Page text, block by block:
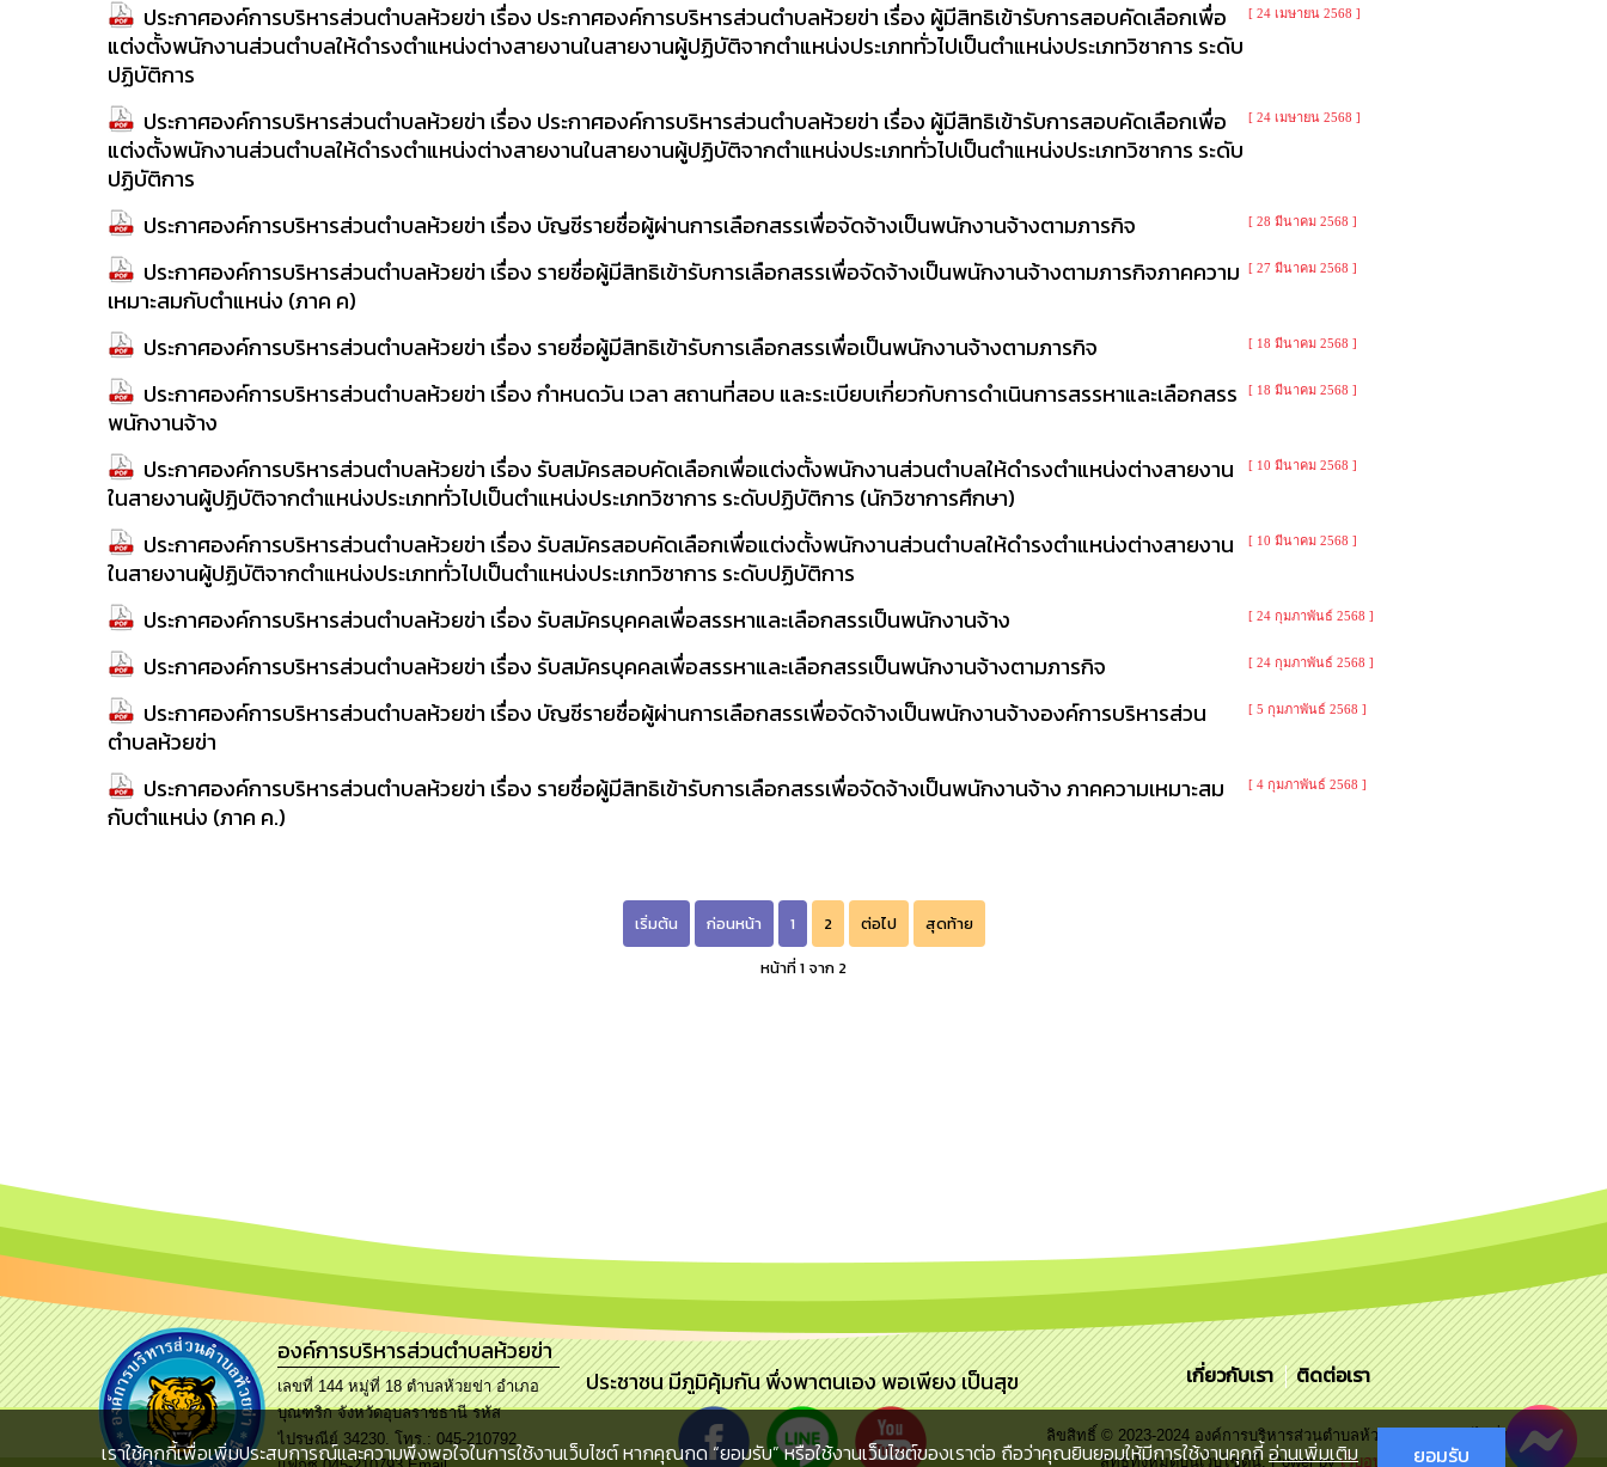
ประกาศองค์การบริหารส่วนตำบลห้วยข่า เรื่อง ประกาศองค์การบริหารส่วนตำบลห้วยข่า เรื่อง ผู้มีสิทธิเข้ารับการสอบคัดเลือกเพื่อ
แต่งตั้งพนักงานส่วนตำบลให้ดำรงตำแหน่งต่างสายงานในสายงานผู้ปฏิบัติจากตำแหน่งประเภททั่วไปเป็นตำแหน่งประเภทวิชาการ ระดับ
ปฏิบัติการ
[ 24 เมษายน 2568 ]
ประกาศองค์การบริหารส่วนตำบลห้วยข่า เรื่อง ประกาศองค์การบริหารส่วนตำบลห้วยข่า เรื่อง ผู้มีสิทธิเข้ารับการสอบคัดเลือกเพื่อ
แต่งตั้งพนักงานส่วนตำบลให้ดำรงตำแหน่งต่างสายงานในสายงานผู้ปฏิบัติจากตำแหน่งประเภททั่วไปเป็นตำแหน่งประเภทวิชาการ ระดับ
ปฏิบัติการ
[ 24 เมษายน 2568 ]
ประกาศองค์การบริหารส่วนตำบลห้วยข่า เรื่อง บัญชีรายชื่อผู้ผ่านการเลือกสรรเพื่อจัดจ้างเป็นพนักงานจ้างตามภารกิจ [ 28 มีนาคม 2568 ]
ประกาศองค์การบริหารส่วนตำบลห้วยข่า เรื่อง รายชื่อผู้มีสิทธิเข้ารับการเลือกสรรเพื่อจัดจ้างเป็นพนักงานจ้างตามภารกิจภาคความ
เหมาะสมกับตำแหน่ง (ภาค ค)
[ 27 มีนาคม 2568 ]
ประกาศองค์การบริหารส่วนตำบลห้วยข่า เรื่อง รายชื่อผู้มีสิทธิเข้ารับการเลือกสรรเพื่อเป็นพนักงานจ้างตามภารกิจ [ 18 มีนาคม 2568 ]
ประกาศองค์การบริหารส่วนตำบลห้วยข่า เรื่อง กำหนดวัน เวลา สถานที่สอบ และระเบียบเกี่ยวกับการดำเนินการสรรหาและเลือกสรร
พนักงานจ้าง
[ 18 มีนาคม 2568 ]
ประกาศองค์การบริหารส่วนตำบลห้วยข่า เรื่อง รับสมัครสอบคัดเลือกเพื่อแต่งตั้งพนักงานส่วนตำบลให้ดำรงตำแหน่งต่างสายงาน
ในสายงานผู้ปฏิบัติจากตำแหน่งประเภททั่วไปเป็นตำแหน่งประเภทวิชาการ ระดับปฏิบัติการ (นักวิชาการศึกษา)
[ 10 มีนาคม 2568 ]
ประกาศองค์การบริหารส่วนตำบลห้วยข่า เรื่อง รับสมัครสอบคัดเลือกเพื่อแต่งตั้งพนักงานส่วนตำบลให้ดำรงตำแหน่งต่างสายงาน
ในสายงานผู้ปฏิบัติจากตำแหน่งประเภททั่วไปเป็นตำแหน่งประเภทวิชาการ ระดับปฏิบัติการ
[ 10 มีนาคม 2568 ]
ประกาศองค์การบริหารส่วนตำบลห้วยข่า เรื่อง รับสมัครบุคคลเพื่อสรรหาและเลือกสรรเป็นพนักงานจ้าง [ 24 กุมภาพันธ์ 2568 ]
ประกาศองค์การบริหารส่วนตำบลห้วยข่า เรื่อง รับสมัครบุคคลเพื่อสรรหาและเลือกสรรเป็นพนักงานจ้างตามภารกิจ [ 24 กุมภาพันธ์ 2568 ]
ประกาศองค์การบริหารส่วนตำบลห้วยข่า เรื่อง บัญชีรายชื่อผู้ผ่านการเลือกสรรเพื่อจัดจ้างเป็นพนักงานจ้างองค์การบริหารส่วน
ตำบลห้วยข่า
[ 5 กุมภาพันธ์ 2568 ]
ประกาศองค์การบริหารส่วนตำบลห้วยข่า เรื่อง รายชื่อผู้มีสิทธิเข้ารับการเลือกสรรเพื่อจัดจ้างเป็นพนักงานจ้าง ภาคความเหมาะสม
กับตำแหน่ง (ภาค ค.)
[ 4 กุมภาพันธ์ 2568 ]
เริ่มต้น ก่อนหน้า 1 2 ต่อไป
สุดท้าย
หน้าที่ 1 จาก 2
องค์การบริหารส่วนตำบลห้วยข่า
เลขที่ 144 หมู่ที่ 18 ตำบลห้วยข่า อำเภอ
บุณฑริก จังหวัดอุบลราชธานี รหัส
ไปรษณีย์ 34230. โทร.: 045-210792
ประชาชน มีภูมิคุ้มกัน พึ่งพาตนเอง พอเพียง เป็นสุข เกี่ยวกับเรา ติดต่อเรา
ลิขสิทธิ์ © 2023-2024 องค์การบริหารส่วนตำบลห้วยข่า. ขอสงวนไว้ซึ่ง
สิทธิทั้งหมดบนเว็บไซต์นี้. Power byเว็บอุบลดอทคอม
เราใช้คุกกี้เพื่อเพิ่มประสบการณ์และความพึงพอใจในการใช้งานเว็บไซต์ หากคุณกด “ยอมรับ” หรือใช้งานเว็บไซต์ของเราต่อ ถือว่าคุณยินยอมให้มีการใช้งานคุกกี้อ่านเพิ่มเติม ยอมรับ